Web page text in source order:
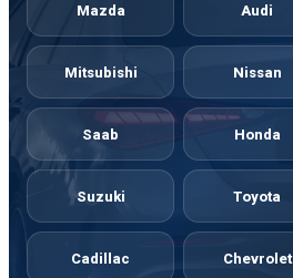
Mazda Audi
Mitsubishi Nissan
Saab Honda
Suzuki Toyota
Cadillac Chevrolet